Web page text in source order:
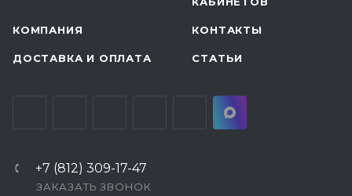
КОМПАНИЯ КОНТАКТЫ
ДОСТАВКА И ОПЛАТА СТАТЬИ
+7 (812) 309-17-47
ЗАКАЗАТЬ ЗВОНОК